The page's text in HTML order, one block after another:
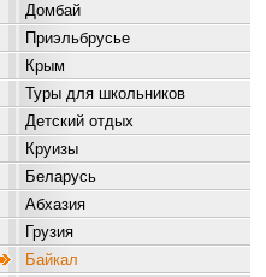
Домбай
Приэльбрусье
Крым
Туры для школьников
Детский отдых
Круизы
Беларусь
Абхазия
Грузия
Байкал